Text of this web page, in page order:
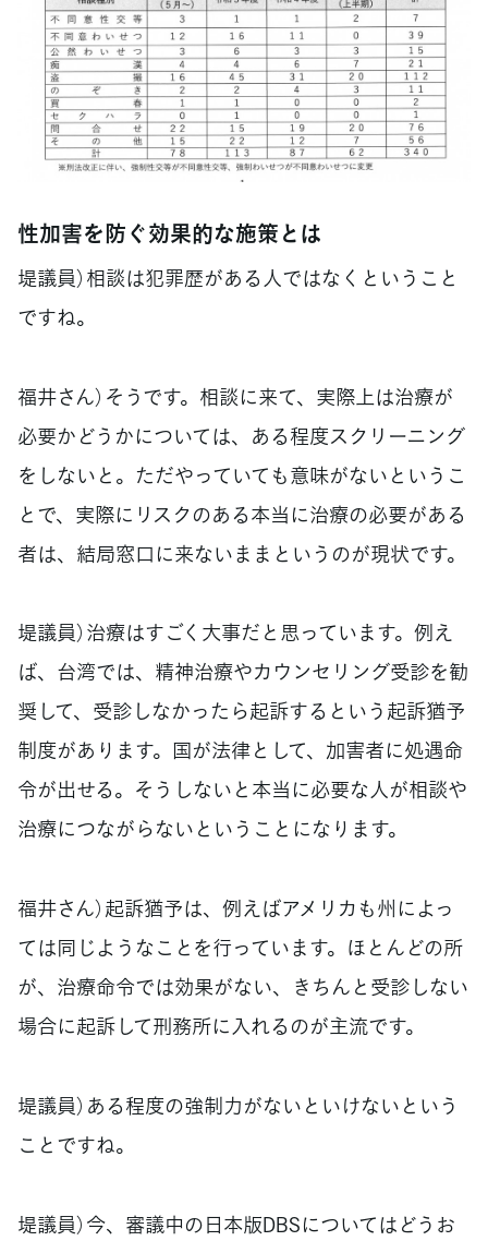
性加害を防ぐ効果的な施策とは
堤議員）相談は犯罪歴がある人ではなくということ
ですね。
福井さん）そうです。相談に来て、実際上は治療が
必要かどうかについては、ある程度スクリーニング
をしないと。ただやっていても意味がないというこ
とで、実際にリスクのある本当に治療の必要がある
者は、結局窓口に来ないままというのが現状です。
堤議員）治療はすごく大事だと思っています。例え
ば、台湾では、精神治療やカウンセリング受診を勧
奨して、受診しなかったら起訴するという起訴猶予
制度があります。国が法律として、加害者に処遇命
令が出せる。そうしないと本当に必要な人が相談や
治療につながらないということになります。
福井さん）起訴猶予は、例えばアメリカも州によっ
ては同じようなことを行っています。ほとんどの所
が、治療命令では効果がない、きちんと受診しない
場合に起訴して刑務所に入れるのが主流です。
堤議員）ある程度の強制力がないといけないという
ことですね。
堤議員）今、審議中の日本版DBSについてはどうお